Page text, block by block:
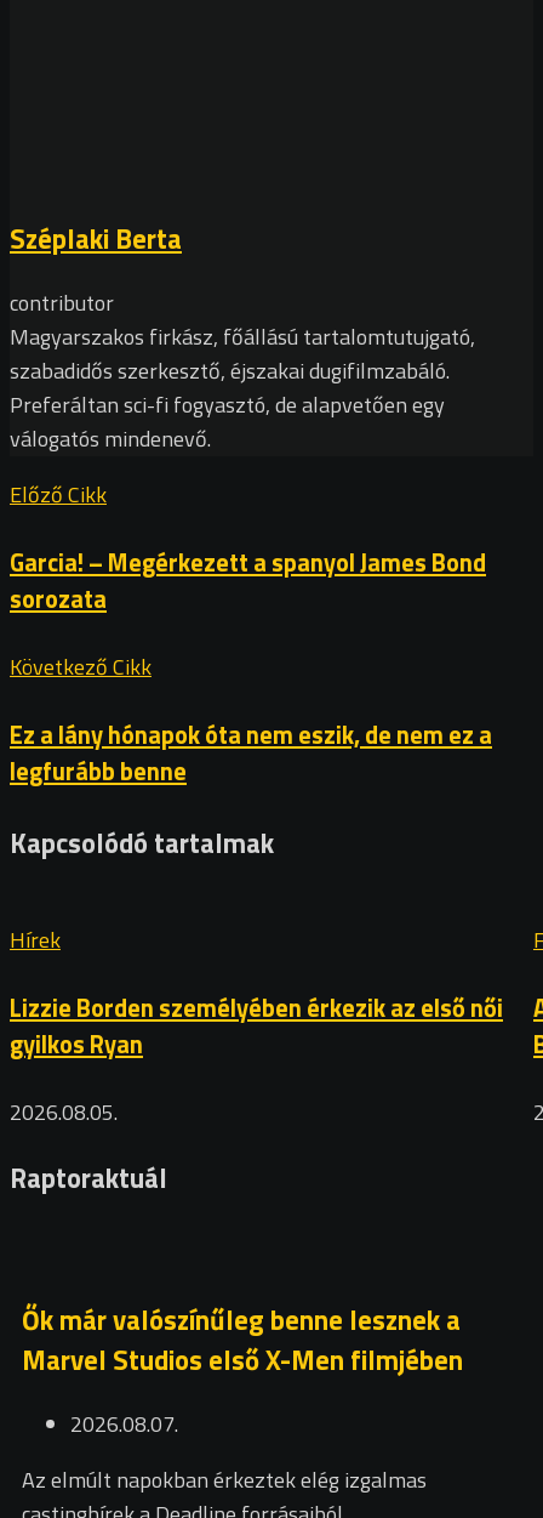
Széplaki Berta
contributor
Magyarszakos firkász, főállású tartalomtutujgató,
szabadidős szerkesztő, éjszakai dugifilmzabáló.
Preferáltan sci-fi fogyasztó, de alapvetően egy
válogatós mindenevő.
Előző Cikk
Garcia! – Megérkezett a spanyol James Bond
sorozata
Következő Cikk
Ez a lány hónapok óta nem eszik, de nem ez a
legfurább benne
Kapcsolódó tartalmak
Hírek
Lizzie Borden személyében érkezik az első női
gyilkos Ryan
2026.08.05.
Raptoraktuál
Ők már valószínűleg benne lesznek a
Marvel Studios első X-Men filmjében
2026.08.07.
Az elmúlt napokban érkeztek elég izgalmas